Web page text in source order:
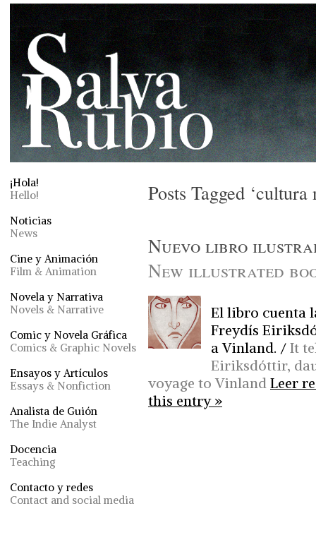
¡Hola!
Hello!
Noticias
News
Cine y Animación
Film & Animation
Novela y Narrativa
Novels & Narrative
Comic y Novela Gráfica
Comics & Graphic Novels
Ensayos y Artículos
Essays & Nonfiction
Analista de Guión
The Indie Analyst
Docencia
Teaching
Contacto y redes
Contact and social media
Posts Tagged ‘cultura
Nuevo libro
New illustrated
El libro cuenta
Freydís
a Vinland. / It
Eiriksdóttir,
voyage to Vinland Leer
this entry »